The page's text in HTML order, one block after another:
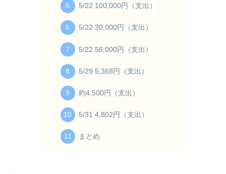
5/22 100,000円（支出）
5/22 30,000円（支出）
5/22 56,000円（支出）
5/29 5,368円（支出）
約4,500円（支出）
5/31 4,802円（支出）
まとめ